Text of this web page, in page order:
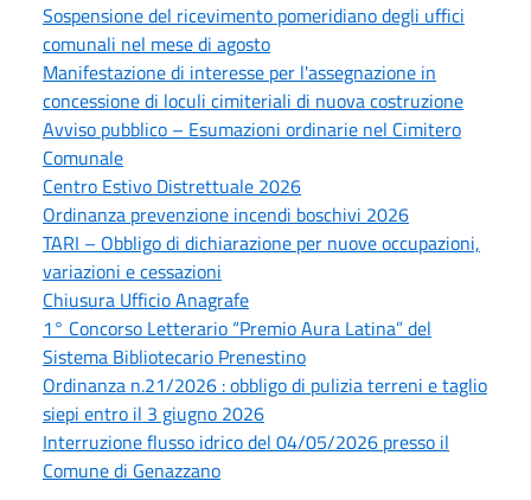
Sospensione del ricevimento pomeridiano degli uffici
comunali nel mese di agosto
Manifestazione di interesse per l'assegnazione in
concessione di loculi cimiteriali di nuova costruzione
Avviso pubblico – Esumazioni ordinarie nel Cimitero
Comunale
Centro Estivo Distrettuale 2026
Ordinanza prevenzione incendi boschivi 2026
TARI – Obbligo di dichiarazione per nuove occupazioni,
variazioni e cessazioni
Chiusura Ufficio Anagrafe
1° Concorso Letterario “Premio Aura Latina” del
Sistema Bibliotecario Prenestino
Ordinanza n.21/2026 : obbligo di pulizia terreni e taglio
siepi entro il 3 giugno 2026
Interruzione flusso idrico del 04/05/2026 presso il
Comune di Genazzano